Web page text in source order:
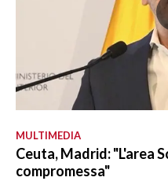
MULTIMEDIA
Ceuta, Madrid: "L'area
compromessa"